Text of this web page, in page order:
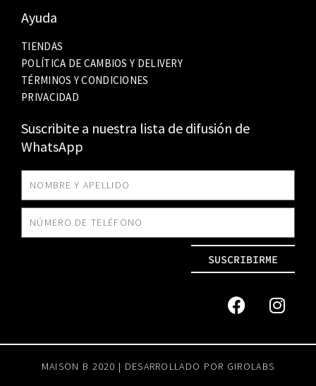
Ayuda
TIENDAS
POLÍTICA DE CAMBIOS Y DELIVERY
TÉRMINOS Y CONDICIONES
PRIVACIDAD
Suscribite a nuestra lista de difusión de
WhatsApp
SUSCRIBIRME
MAISON B 2020 | DESARROLLADO POR GIROLABS